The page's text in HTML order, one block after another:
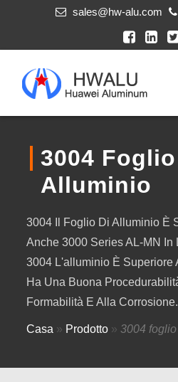
sales@hw-alu.com
3004
Alluminio
3004 Il Foglio Di Alluminio È
Anche 3000 Series AL-MN In
3004 L'alluminio È Superiore
Ha Una Buona
Formabilità E Alla Corrosione.
Casa » Prodotto »3004